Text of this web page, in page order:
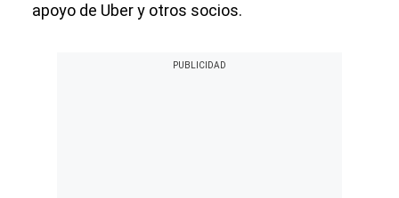
apoyo de Uber y otros socios.